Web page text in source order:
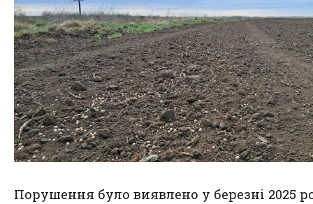
Порушення було виявлено у березні 2025